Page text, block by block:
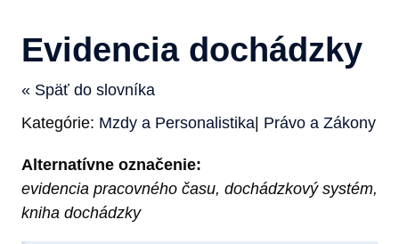
Evidencia dochádzky
« Späť do slovníka
Kategórie: Mzdy a Personalistika| Právo a Zákony
Alternatívne označenie:
evidencia pracovného času, dochádzkový systém,
kniha dochádzky